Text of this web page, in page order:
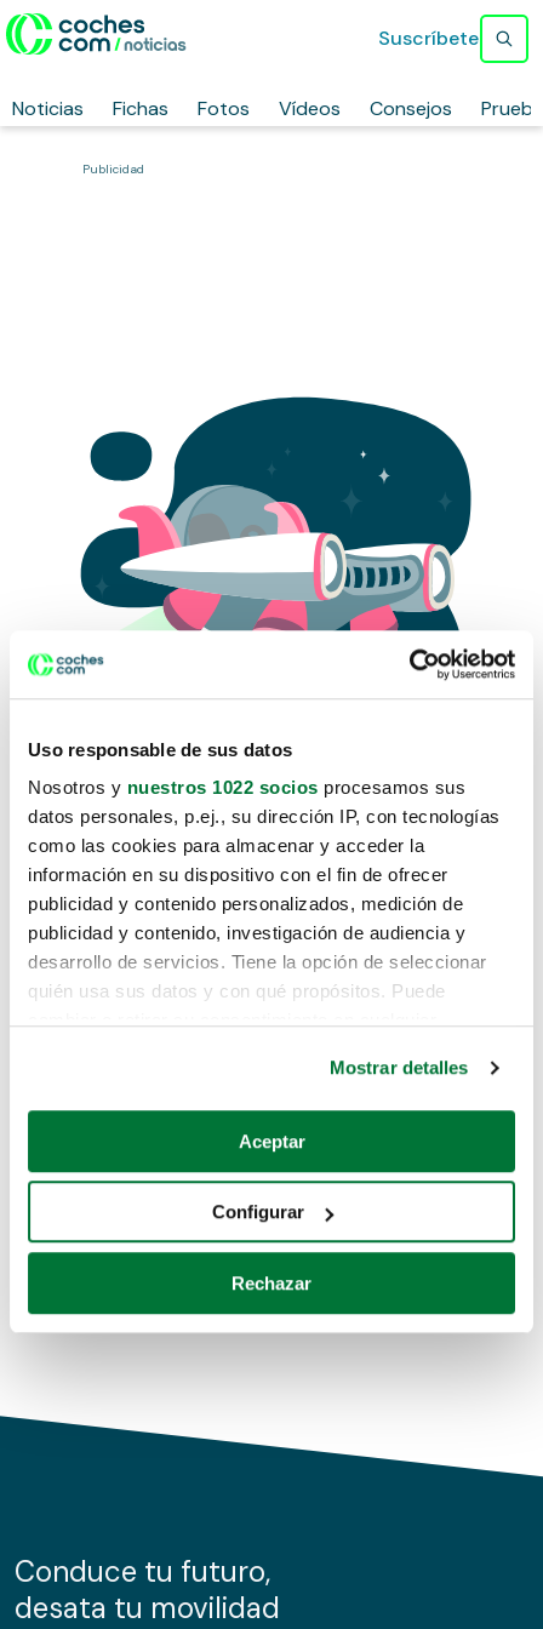
Uso responsable de sus datos
Nosotros y nuestros 1022 socios procesamos sus
datos personales, p.ej., su dirección IP, con tecnologías
como las cookies para almacenar y acceder la
información en su dispositivo con el fin de ofrecer
publicidad y contenido personalizados, medición de
publicidad y contenido, investigación de audiencia y
desarrollo de servicios. Tiene la opción de seleccionar
quién usa sus datos y con qué propósitos. Puede
Si lo permite, también quisiéramos:
Recopilar información sobre su ubicación geográfica
Identificar su dispositivo analizándolo activamente
para buscar características específicas (huellas
Obtenga más información sobre cómo se procesan sus
de cookies.
información sobre el uso que haga del sitio web con
nuestros partners de redes sociales, publicidad y análisis
Mostrar detalles
Aceptar
Configurar
Rechazar
Noticias Fichas Fotos Vídeos Consejos
Suscríbete
Publicidad
Lo sentimos, no sabemos como
te hemos traido hasta aquí.
Pero puedes encontrar el coche que estás
buscando en alguno de estos enlaces:
Coches de segunda mano
Coches de km0
Conduce tu futuro,
desata tu movilidad